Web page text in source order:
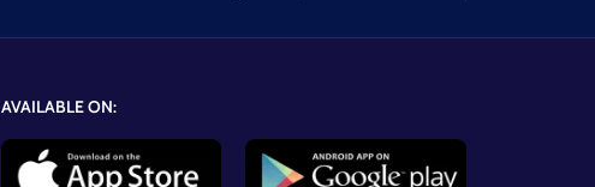
AVAILABLE ON: